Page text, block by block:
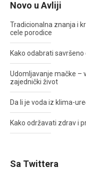
Novo u Avliji
Tradicionalna znanja i
cele porodice
Kako odabrati
Udomljavanje mačke –
zajednički život
Da li je voda iz klima-
Kako održavati zdrav i
Sa Twittera